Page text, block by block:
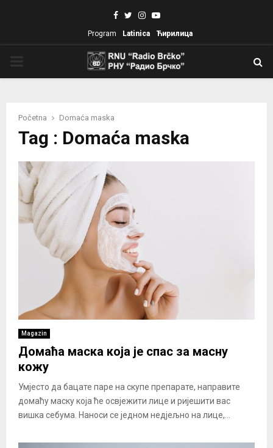
Facebook
TwitterInstagram
Youtube
Program Latinica Ћирилица
Početna Domaća maska
Tag : Domaća maska
Magazin
Домаћа маска која је спас за масну
кожу
Умјесто да бацате паре на скупе препарате, направите
домаћу маску која ће освјежити лице и ријешити вас
вишка себума. Наноси се једном недјељно на лице,...